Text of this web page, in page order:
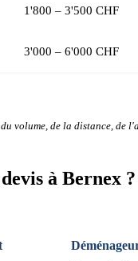
1'800 – 3'500 CHF
3'000 – 6'000 CHF
volume, de la distance, de
à Bernex ?